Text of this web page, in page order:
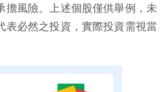
擔風險。上述個股僅供舉例，未
表必然之投資，實際投資需視當